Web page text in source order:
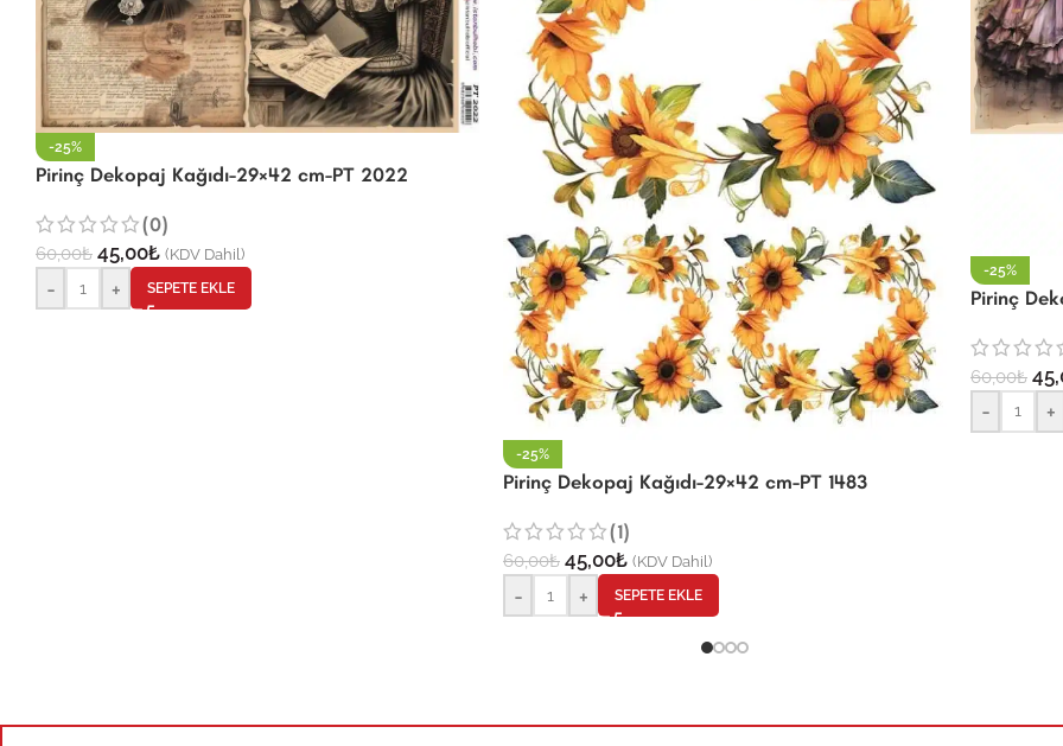
-25%
Pirinç Dekopaj Kağıdı-29×42 cm-PT 2022
(0)
60,00₺ 45,00₺ (KDV Dahil)
- + SEPETE EKLE
-25%
Pirinç Dekopaj Kağıdı-29×42 cm-PT 1483
(1)
60,00₺ 45,00₺ (KDV Dahil)
- + SEPETE EKLE
-25%
Pirinç
60,00₺
- +